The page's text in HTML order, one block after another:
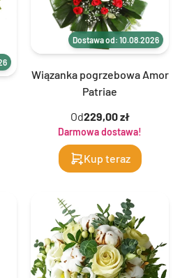
Dostawa od: 10.08.2026
Wiązanka pogrzebowa Amor
Patriae
Od229,00 zł
Darmowa dostawa!
Kup teraz